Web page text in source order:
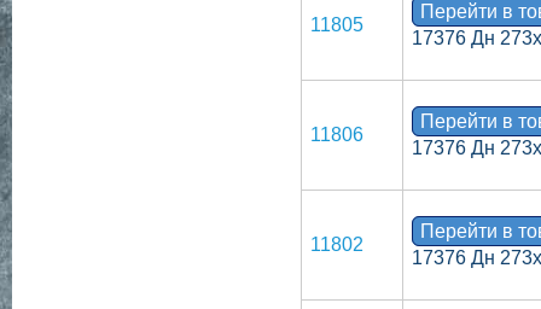
11805
Перейти в
17376 Дн
11806
Перейти в
17376 Дн
11802
Перейти в
17376 Дн